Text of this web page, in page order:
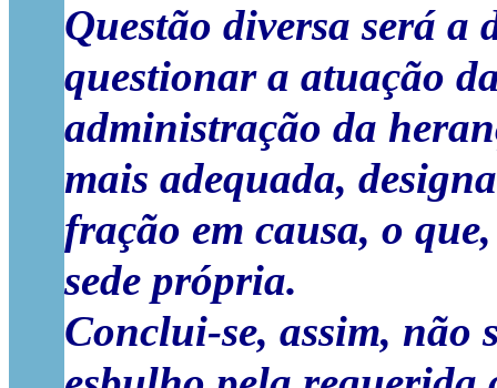
Questão diversa será a
questionar a atuação
administração da
mais adequada,
fração em causa, o
sede própria.
Conclui-se, assim, não